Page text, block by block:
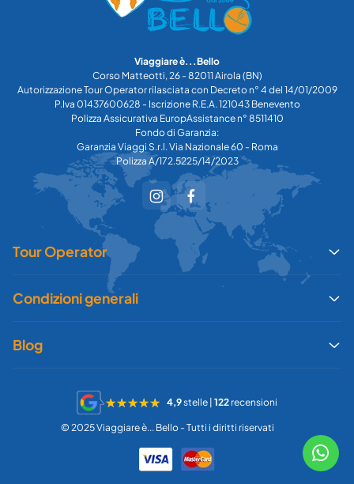
Viaggiare è...Bello
Corso Matteotti, 26 - 82011 Airola (BN)
Autorizzazione Tour Operator rilasciata con Decreto n° 4 del 14/01/2009
P.Iva 01437600628 - Iscrizione R.E.A. 121043 Benevento
Polizza Assicurativa EuropAssistance n° 8511410
Fondo di Garanzia:
Garanzia Viaggi S.r.l. Via Nazionale 60 - Roma
Polizza A/172.5225/14/2023
Tour Operator
Condizioni generali
Blog
4,9stelle | 122 recensioni
© 2025 Viaggiare è... Bello - Tutti i diritti riservati